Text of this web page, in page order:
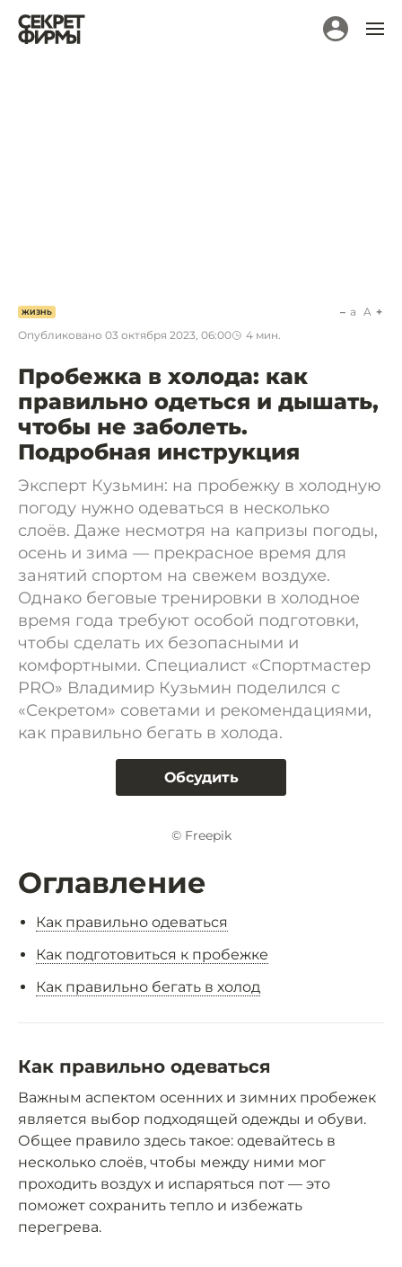
ЖИЗНЬ
Опубликовано 03 октября 2023, 06:00 4 мин.
a A
Пробежка в холода: как
правильно одеться и дышать,
чтобы не заболеть.
Подробная инструкция
Эксперт Кузьмин: на пробежку в холодную
погоду нужно одеваться в несколько
слоёв. Даже несмотря на капризы погоды,
осень и зима — прекрасное время для
занятий спортом на свежем воздухе.
Однако беговые тренировки в холодное
время года требуют особой подготовки,
чтобы сделать их безопасными и
комфортными. Специалист «Спортмастер
PRO» Владимир Кузьмин поделился с
«Секретом» советами и рекомендациями,
как правильно бегать в холода.
Обсудить
© Freepik
Оглавление
Как правильно одеваться
Как подготовиться к пробежке
Как правильно бегать в холод
Как правильно одеваться
Важным аспектом осенних и зимних пробежек
является выбор подходящей одежды и обуви.
Общее правило здесь такое: одевайтесь в
несколько слоёв, чтобы между ними мог
проходить воздух и испаряться пот — это
поможет сохранить тепло и избежать
перегрева.